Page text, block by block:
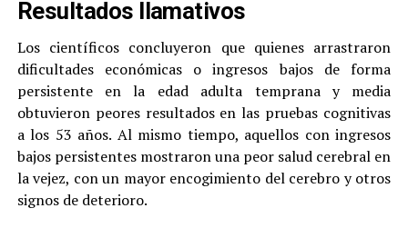
Resultados llamativos
Los científicos concluyeron que quienes arrastraron
dificultades económicas o ingresos bajos de forma
persistente en la edad adulta temprana y media
obtuvieron peores resultados en las pruebas cognitivas
a los 53 años. Al mismo tiempo, aquellos con ingresos
bajos persistentes mostraron una peor salud cerebral en
la vejez, con un mayor encogimiento del cerebro y otros
signos de deterioro.